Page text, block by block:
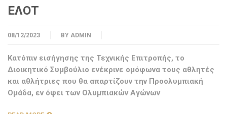
ΕΛΟΤ
08/12/2023 BY ADMIN
Κατόπιν εισήγησης της Τεχνικής Επιτροπής, το
Διοικητικό Συμβούλιο ενέκρινε ομόφωνα τους αθλητές
και αθλήτριες που θα απαρτίζουν την Προολυμπιακή
Ομάδα, εν όψει των Ολυμπιακών Αγώνων